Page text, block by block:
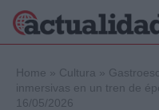
Home » Cultura »
inmersivas en un tren de
16/05/2026